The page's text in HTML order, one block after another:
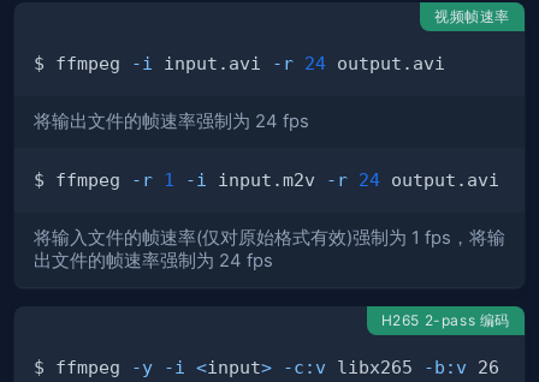
视频帧速率
$ ffmpeg -i input.avi -r 24
将输出文件的帧速率强制为 24 fps
$ ffmpeg -r 1 -i input.m2v -r 24
将输入文件的帧速率(仅对原始格式有效)强制为 1 fps，将输
出文件的帧速率强制为 24 fps
H265 2-pass 编码
$ ffmpeg -y -i <input> -c:v libx265 -b:v 26